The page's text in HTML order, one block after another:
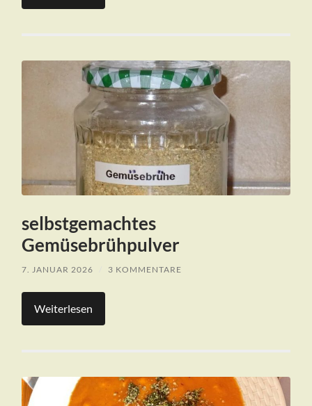
selbstgemachtes
Gemüsebrühpulver
7. JANUAR 2026 3 KOMMENTARE
Weiterlesen